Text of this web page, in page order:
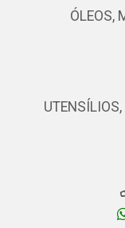
ÓLEOS,
UTENSÍLIOS,